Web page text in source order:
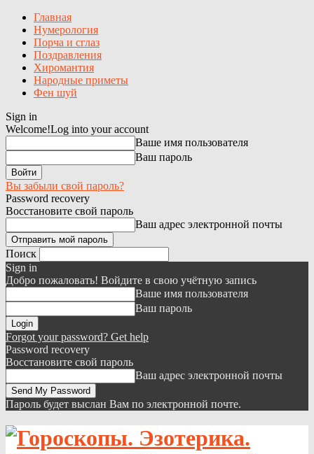
Главная
Нумерология
Порча и сглаз
Поздравления
Хиромантия
Народные приметы
Фен шуй
Sign in
Welcome!Log into your account
Ваше имя пользователя
Ваш пароль
Вы забыли свой пароль?
Password recovery
Восстановите свой пароль
Ваш адрес электронной почты
Поиск
Sign in
Добро пожаловать! Войдите в свою учётную запись
Ваше имя пользователя
Ваш пароль
Forgot your password? Get help
Password recovery
Восстановите свой пароль
Ваш адрес электронной почты
Пароль будет выслан Вам по электронной почте.